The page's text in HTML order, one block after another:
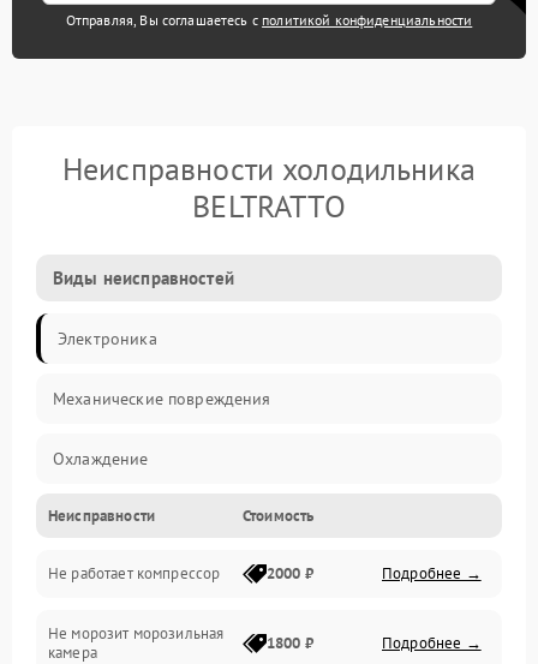
Отправляя, Вы соглашаетесь с политикой конфиденциальности
Неисправности холодильника
BELTRATTO
Виды неисправностей
Электроника
Механические повреждения
Охлаждение
Механика
Электропитание
Дренаж
Неисправности Стоимость
Не работает компрессор 2000 ₽ Подробнее →
Не морозит морозильная
камера
1800 ₽ Подробнее →